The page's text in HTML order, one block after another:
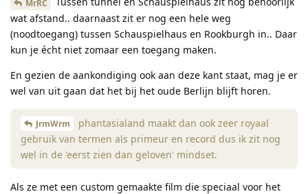
MrRC
wat afstand.. daarnaast zit er nog een hele weg
(noodtoegang) tussen Schauspielhaus en Rookburgh in.. Daar
kun je écht niet zomaar een toegang maken.
En gezien de aankondiging ook aan deze kant staat, mag je er
wel van uit gaan dat het bij het oude Berlijn blijft horen.
JrmWrm
phantasialand maakt dan ook zeer royaal
gebruik van termen als primeur en record dus ik zit nog
wel in de 'eerst zien dan geloven' mindset.
Als ze met een custom gemaakte film die speciaal voor het